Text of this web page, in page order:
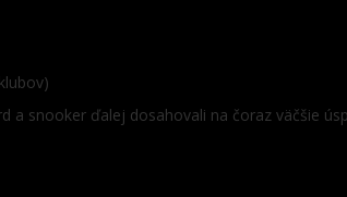
a snooker ďalej dosahovali na čoraz väčšie